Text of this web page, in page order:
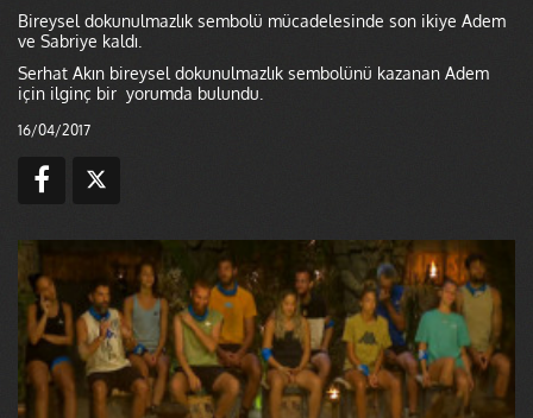
Bireysel dokunulmazlık sembolü mücadelesinde son ikiye Adem
ve Sabriye kaldı.
Serhat Akın bireysel dokunulmazlık sembolünü kazanan Adem
için ilginç bir yorumda bulundu.
16/04/2017